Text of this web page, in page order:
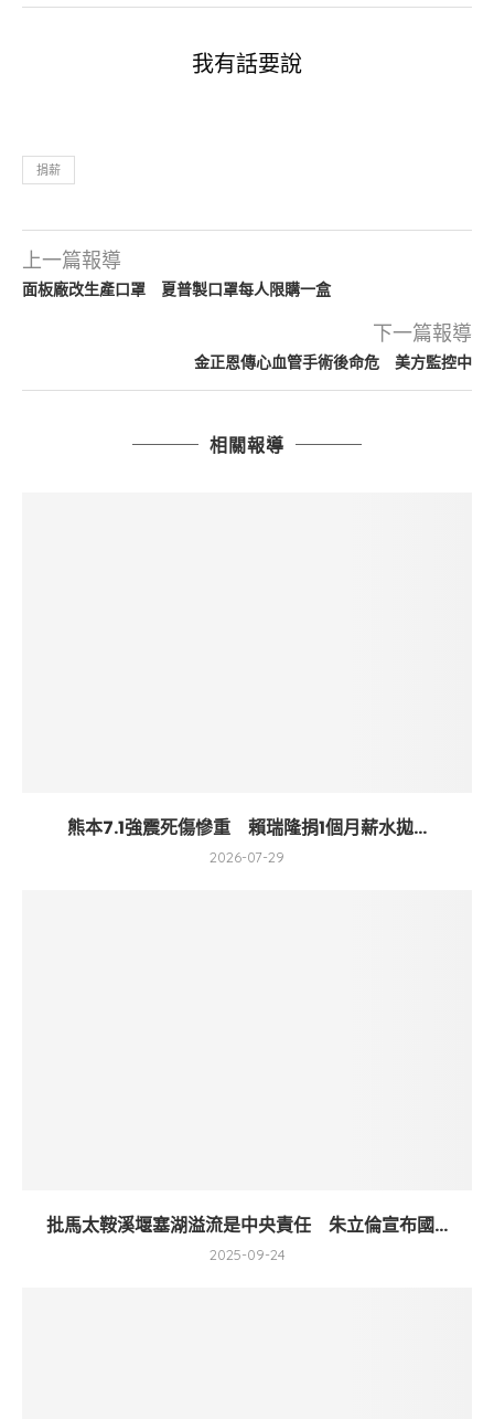
我有話要說
捐薪
上一篇報導
面板廠改生產口罩 夏普製口罩每人限購一盒
下一篇報導
金正恩傳心血管手術後命危 美方監控中
相關報導
熊本7.1強震死傷慘重 賴瑞隆捐1個月薪水拋...
2026-07-29
批馬太鞍溪堰塞湖溢流是中央責任 朱立倫宣布國...
2025-09-24